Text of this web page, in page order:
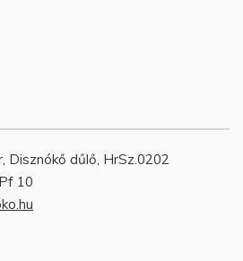
Disznókő dűlő, HrSz.0202
10